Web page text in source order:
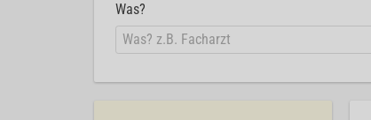
Was?